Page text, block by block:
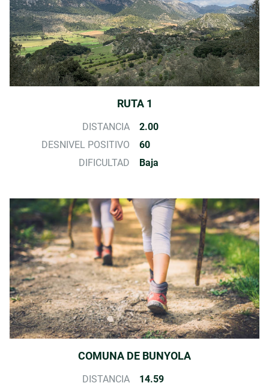
RUTA 1
DISTANCIA
2.00
DESNIVEL POSITIVO
60
DIFICULTAD
Baja
COMUNA DE BUNYOLA
DISTANCIA
14.59